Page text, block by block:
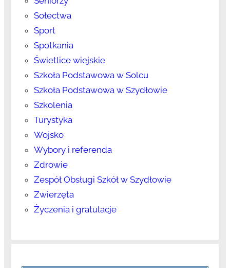
Sołectwa
Sport
Spotkania
Świetlice wiejskie
Szkoła Podstawowa w Solcu
Szkoła Podstawowa w Szydłowie
Szkolenia
Turystyka
Wojsko
Wybory i referenda
Zdrowie
Zespół Obsługi Szkół w Szydłowie
Zwierzęta
Życzenia i gratulacje